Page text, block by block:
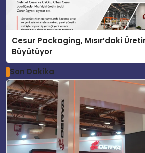
Cesur Packaging, Mısır’daki
Büyütüyor
Son Dakika